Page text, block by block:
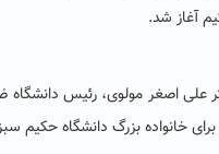
آغاز شد.
علی اصغر مولوی، رئیس
خانواده بزرگ دانشگاه حکیم